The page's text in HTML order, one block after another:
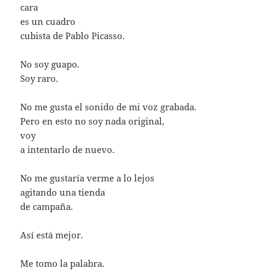
cara
es un cuadro
cubista de Pablo Picasso.
No soy guapo.
Soy raro.
No me gusta el sonido de mi voz grabada.
Pero en esto no soy nada original,
voy
a intentarlo de nuevo.
No me gustaría verme a lo lejos
agitando una tienda
de campaña.
Así está mejor.
Me tomo la palabra.